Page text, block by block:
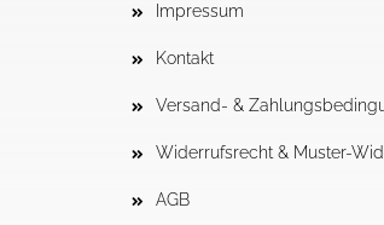
Impressum
Kontakt
Versand- &
Widerrufsrecht & Muster-
AGB